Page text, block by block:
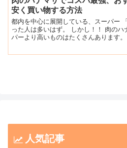
安く買い物する方法
都内を中心に展開している、スーパー
った人は多いはず。 しかし！！ 肉の
パーより高いものはたくさんあります
ネギなどの野菜は、時期によっては他
人気記事